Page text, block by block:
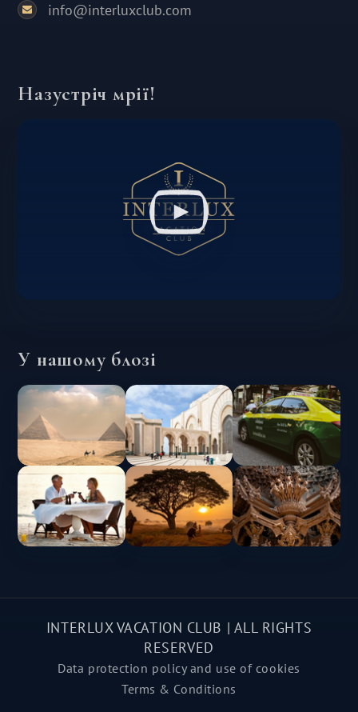
info@interluxclub.com
Назустріч мрії!
У нашому блозі
INTERLUX VACATION CLUB | ALL RIGHTS
RESERVED
Data protection policy and use of cookies
Terms & Conditions